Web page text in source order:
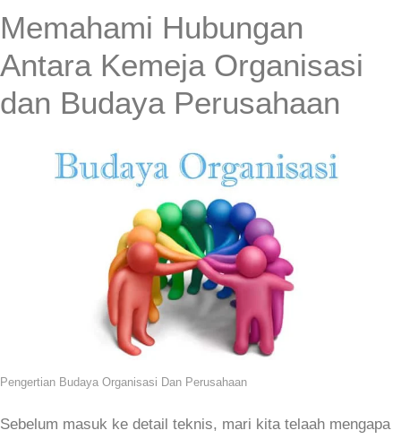
Memahami Hubungan
Antara Kemeja Organisasi
dan Budaya Perusahaan
Pengertian Budaya Organisasi Dan Perusahaan
Sebelum masuk ke detail teknis, mari kita telaah mengapa